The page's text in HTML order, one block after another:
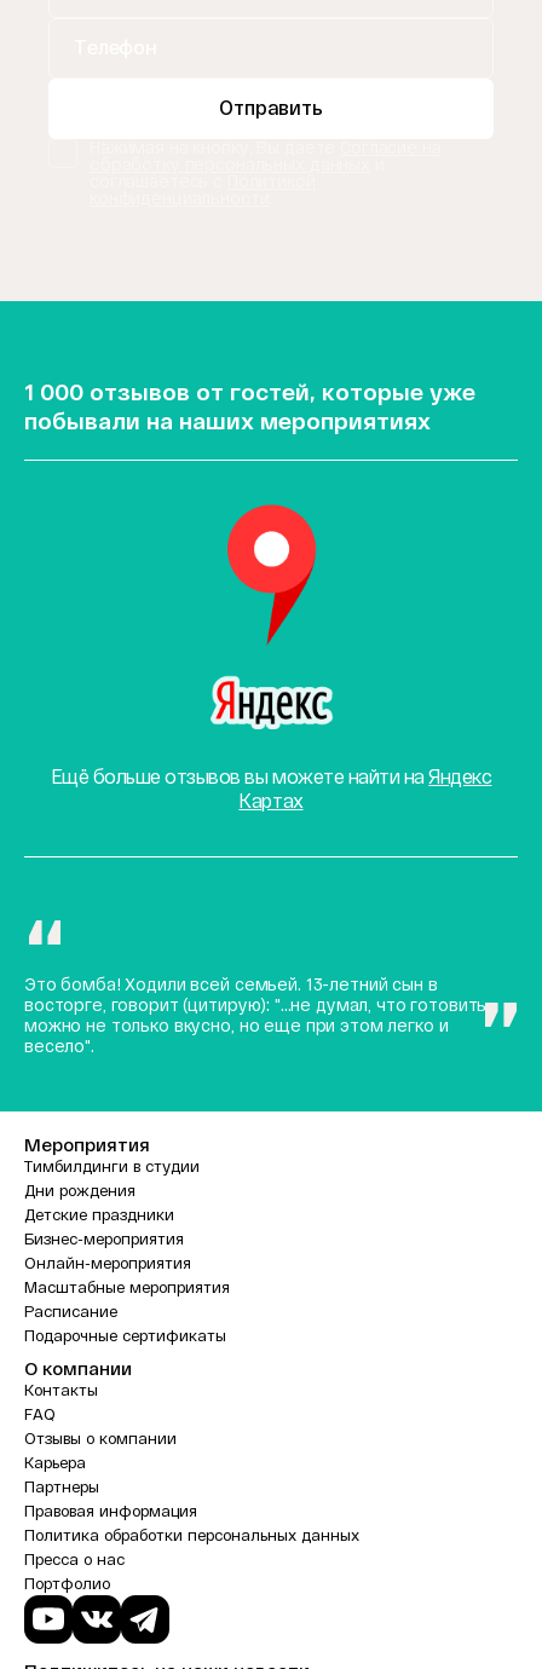
Отправить
1 000 отзывов от гостей, которые уже
побывали на наших мероприятиях
Ещё больше отзывов вы можете найти наЯндекс
Картах
Это бомба! Ходили всей семьей. 13-летний сын в
восторге, говорит (цитирую): "...не думал, что готовить
можно не только вкусно, но еще при этом легко и
весело".
Мероприятия
Тимбилдинги в студии
Дни рождения
Детские праздники
Бизнес-мероприятия
Онлайн-мероприятия
Масштабные мероприятия
Расписание
Подарочные сертификаты
О компании
Контакты
FAQ
Отзывы о компании
Карьера
Партнеры
Правовая информация
Политика обработки персональных данных
Пресса о нас
Портфолио